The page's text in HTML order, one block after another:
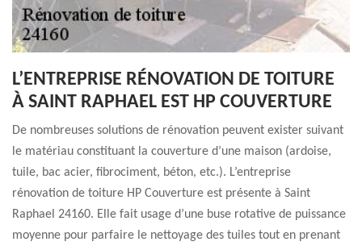
L’ENTREPRISE RÉNOVATION DE TOITURE
À SAINT RAPHAEL EST HP COUVERTURE
De nombreuses solutions de rénovation peuvent exister suivant
le matériau constituant la couverture d’une maison (ardoise,
tuile, bac acier, fibrociment, béton, etc.). L’entreprise
rénovation de toiture HP Couverture est présente à Saint
Raphael 24160. Elle fait usage d’une buse rotative de puissance
moyenne pour parfaire le nettoyage des tuiles tout en prenant